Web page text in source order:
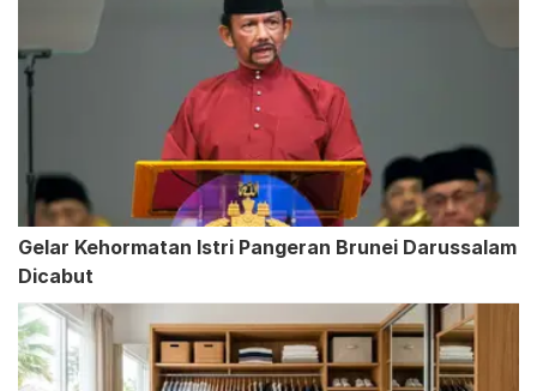
Gelar Kehormatan Istri Pangeran Brunei Darussalam
Dicabut